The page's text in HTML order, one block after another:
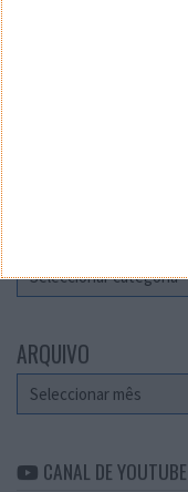
ARQUIVO
Arquivo
CANAL DE YOUTUBE